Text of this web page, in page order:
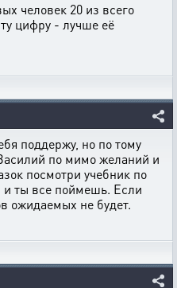
человек 20 из всего
цифру - лучше её
поддержу, но по тому
по мимо желаний и
посмотри учебник по
ты все поймешь. Если
ожидаемых не будет.